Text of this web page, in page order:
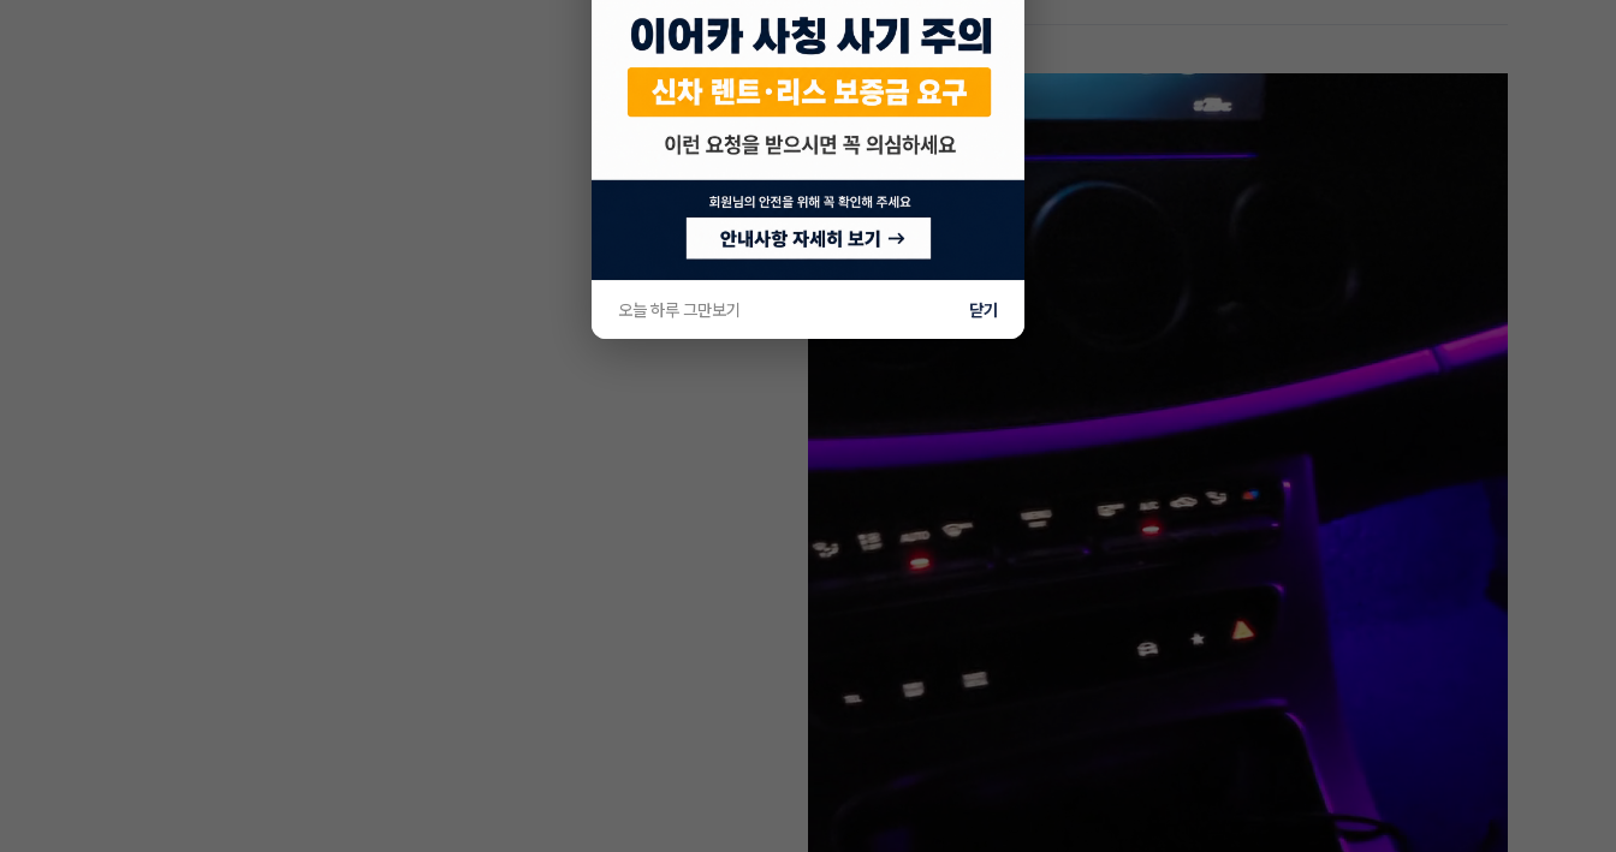
경기 화성시 반송동
차량 영상
오늘 하루 그만보기 닫기